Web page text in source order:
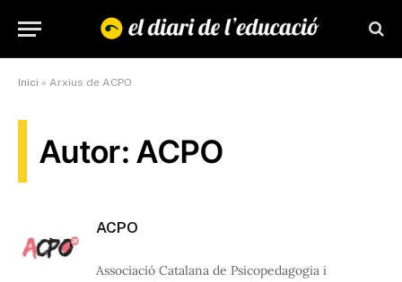
Inici » Arxius de ACPO
Autor: ACPO
ACPO
Associació Catalana de Psicopedagogia i